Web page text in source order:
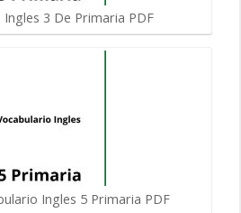
Ingles 3 De Primaria PDF
Ingles 5 Primaria PDF